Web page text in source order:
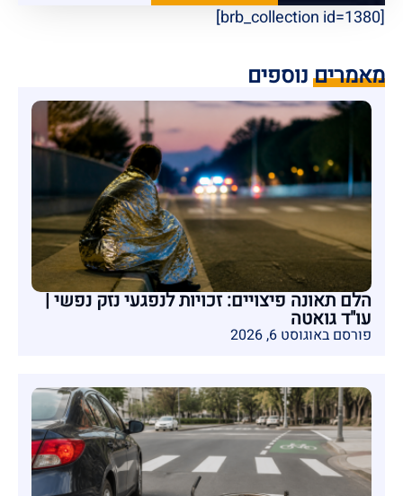
[brb_collection id=1380]
מאמרים נוספים
הלם תאונה פיצויים: זכויות לנפגעי נזק נפשי |
עו"ד גואטה
פורסם באוגוסט 6, 2026